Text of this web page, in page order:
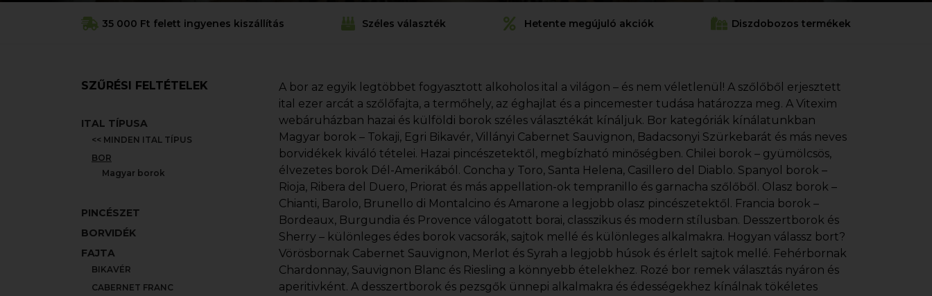
35 000 Ft felett ingyenes kiszállítás Széles választék Hetente megújuló akciók Diszdobozos termékek
SZŰRÉSI FELTÉTELEK
ITAL TÍPUSA
<< MINDEN ITAL TÍPUS
BOR
Magyar borok
PINCÉSZET
BORVIDÉK
FAJTA
BIKAVÉR
CABERNET FRANC
A bor az egyik legtöbbet fogyasztott alkoholos ital a világon – és nem véletlenül! A szőlőből erjesztett
ital ezer arcát a szőlőfajta, a termőhely, az éghajlat és a pincemester tudása határozza meg. A Vitexim
webáruházban hazai és külföldi borok széles választékát kínáljuk. Bor kategóriák kínálatunkban
Magyar borok – Tokaji, Egri Bikavér, Villányi Cabernet Sauvignon, Badacsonyi Szürkebarát és más neves
borvidékek kiváló tételei. Hazai pincészetektől, megbízható minőségben. Chilei borok – gyümölcsös,
élvezetes borok Dél-Amerikából. Concha y Toro, Santa Helena, Casillero del Diablo. Spanyol borok –
Rioja, Ribera del Duero, Priorat és más appellation-ok tempranillo és garnacha szőlőből. Olasz borok –
Chianti, Barolo, Brunello di Montalcino és Amarone a legjobb olasz pincészetektől. Francia borok –
Bordeaux, Burgundia és Provence válogatott borai, classzikus és modern stílusban. Desszertborok és
Sherry – különleges édes borok vacsorák, sajtok mellé és különleges alkalmakra. Hogyan válassz bort?
Vörösbornak Cabernet Sauvignon, Merlot és Syrah a legjobb húsok és érlelt sajtok mellé. Fehérbornak
Chardonnay, Sauvignon Blanc és Riesling a könnyebb ételekhez. Rozé bor remek választás nyáron és
aperitivként. A desszertborok és pezsgők ünnepi alkalmakra és édességekhez kínálnak tökéletes